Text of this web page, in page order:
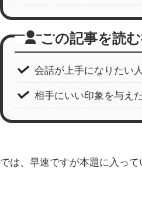
この記事を読
会話が上手になりたい人
相手にいい印象を与え
では、早速ですが本題に入って